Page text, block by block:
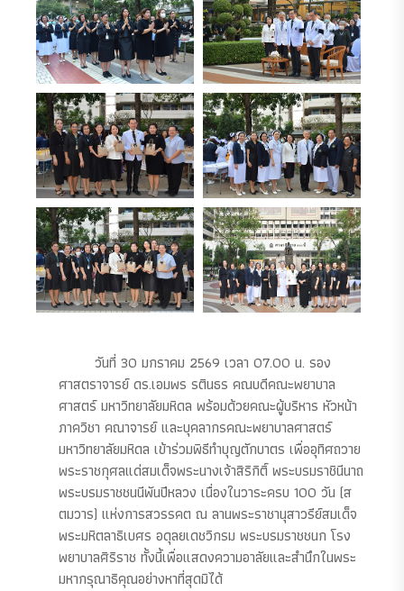
วันที่ 30 มกราคม 2569 เวลา 07.00 น. รอง
ศาสตราจารย์ ดร.เอมพร รตินธร คณบดีคณะพยาบาล
ศาสตร์ มหาวิทยาลัยมหิดล พร้อมด้วยคณะผู้บริหาร หัวหน้า
ภาควิชา คณาจารย์ และบุคลากรคณะพยาบาลศาสตร์
มหาวิทยาลัยมหิดล เข้าร่วมพิธีทำบุญตักบาตร เพื่ออุทิศถวาย
พระราชกุศลแด่สมเด็จพระนางเจ้าสิริกิติ์ พระบรมราชินีนาถ
พระบรมราชชนนีพันปีหลวง เนื่องในวาระครบ 100 วัน (ส
ตมวาร) แห่งการสวรรคต ณ ลานพระราชานุสาวรีย์สมเด็จ
พระมหิตลาธิเบศร อดุลยเดชวิกรม พระบรมราชชนก โรง
พยาบาลศิริราช ทั้งนี้เพื่อแสดงความอาลัยและสำนึกในพระ
มหากรุณาธิคุณอย่างหาที่สุดมิได้